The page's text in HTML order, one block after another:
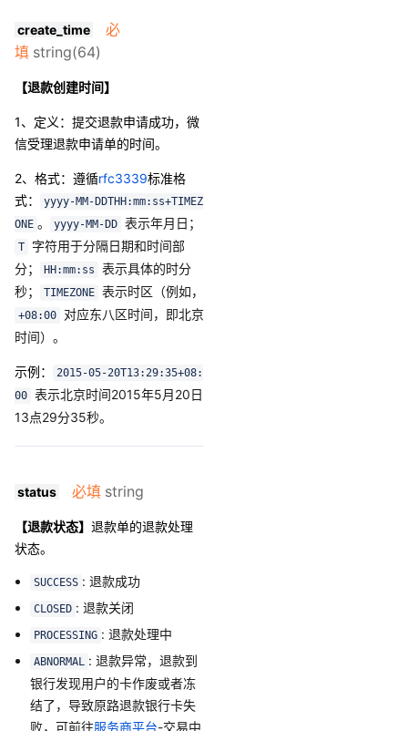
create_time
必
填 string(64)
【退款创建时间】
1、定义：提交退款申请成功，微
信受理退款申请单的时间。
2、格式： 遵循rfc3339标准格
式：
yyyy-MM-DDTHH:mm:ss+TIMEZ
ONE 。 yyyy-MM-DD 表示年月日；
T
字符用于分隔日期和时间部
分；
HH:mm:ss
表示具体的时分
秒；
TIMEZONE 表示时区（例如，
+08:00
对应东八区时间，即北京
时间）。
示例：
2015-05-20T13:29:35+08:
00 表示北京时间2015年5月20日
13点29分35秒。
status 必填 string
【退款状态】 退款单的退款处理
状态。
SUCCESS : 退款成功
CLOSED : 退款关闭
PROCESSING : 退款处理中
ABNORMAL : 退款异常，退款到
银行发现用户的卡作废或者冻
结了，导致原路退款银行卡失
败，可前往服务商平台-交易中